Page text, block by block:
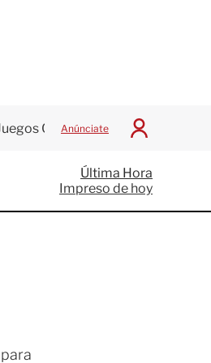
Centroamericanos
Anúnciate
I
c
i
a
Última Hora
Impreso de hoy